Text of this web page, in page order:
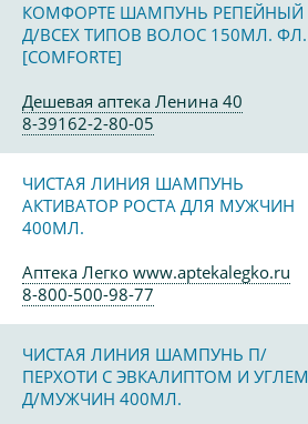
КОМФОРТЕ ШАМПУНЬ РЕПЕЙНЫЙ
Д/ВСЕХ ТИПОВ ВОЛОС 150МЛ. ФЛ.
[COMFORTE]
Дешевая аптека Ленина 40
8-39162-2-80-05
ЧИСТАЯ ЛИНИЯ ШАМПУНЬ
АКТИВАТОР РОСТА ДЛЯ МУЖЧИН
400МЛ.
Аптека Легко www.aptekalegko.ru
8-800-500-98-77
ЧИСТАЯ ЛИНИЯ ШАМПУНЬ П/
ПЕРХОТИ С ЭВКАЛИПТОМ И УГЛЕМ
Д/МУЖЧИН 400МЛ.